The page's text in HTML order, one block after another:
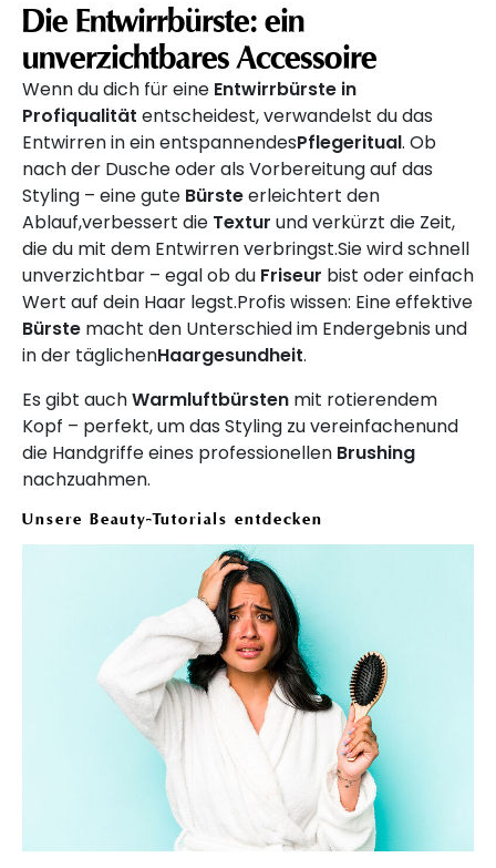
Die Entwirrbürste: ein
unverzichtbares Accessoire
Wenn du dich für eine Entwirrbürste in
Profiqualität entscheidest, verwandelst du das
Entwirren in ein entspannendesPflegeritual. Ob
nach der Dusche oder als Vorbereitung auf das
Styling – eine gute Bürsteerleichtert den
Ablauf,verbessert die Textur und verkürzt die Zeit,
die du mit dem Entwirren verbringst.Sie wird schnell
unverzichtbar – egal ob du Friseur bist oder einfach
Wert auf dein Haar legst.Profis wissen: Eine effektive
Bürste macht den Unterschied im Endergebnis und
in der täglichenHaargesundheit.
Es gibt auchWarmluftbürsten mit rotierendem
Kopf – perfekt, um das Styling zu vereinfachenund
die Handgriffe eines professionellen Brushing
nachzuahmen.
Unsere Beauty-Tutorials entdecken